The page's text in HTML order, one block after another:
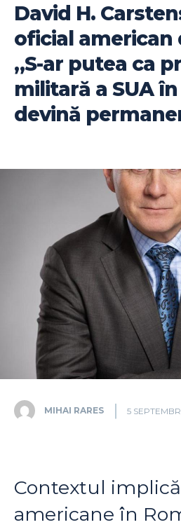
David H.
oficial american
„S-ar putea ca
militară a SUA
devină
MIHAI RARES 5
Contextul
americane în